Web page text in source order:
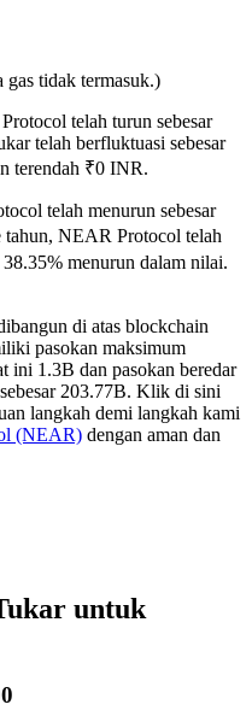
USDC sebagai jaminannya
top
gas tidak termasuk.)
telah turun sebesar
telah berfluktuasi sebesar
terendah ₹0 INR.
telah menurun sebesar
tahun, NEAR Protocol telah
menurun dalam nilai.
di atas blockchain
pasokan maksimum
ini 1.3B dan pasokan beredar
203.77B. Klik di sini
langkah demi langkah kami
(NEAR) dengan aman dan
untuk